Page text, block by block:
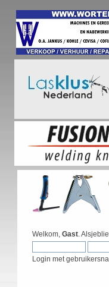
Welkom, Gast.
Login met